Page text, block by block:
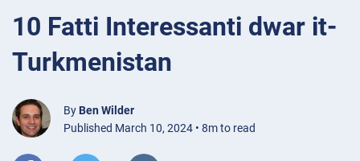
10 Fatti Interessanti dwar it-
Turkmenistan
By Ben Wilder
Published March 10, 2024 • 8m to read